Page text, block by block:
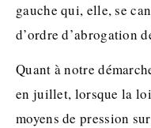
gauche qui, elle, se
d’ordre d’abrogation
Quant à notre
en juillet, lorsque la loi
moyens de pression